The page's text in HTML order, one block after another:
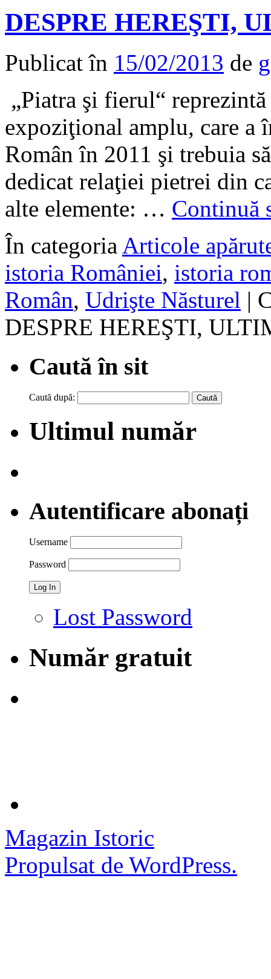
DESPRE HEREŞTI,
Publicat în 15/02/2013 de
„Piatra şi fierul“
expoziţional amplu, care a
Român în 2011 şi trebuia
dedicat relaţiei pietrei din
alte elemente: … Continuă
În categoria Articole
istoria României, istoria
Român, Udrişte Năsturel |
DESPRE HEREŞTI,
Caută în sit
Caută după:
Ultimul număr
Autentificare abonați
Username
Password
Lost Password
Număr gratuit
Magazin Istoric
Propulsat de WordPress.